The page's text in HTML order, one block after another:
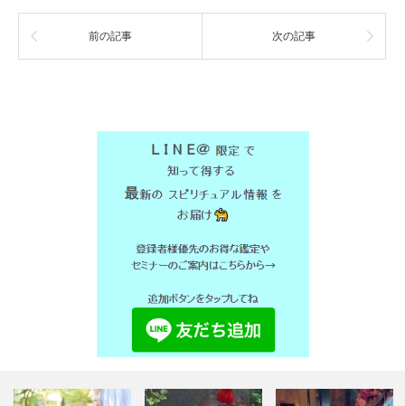
前の記事 次の記事